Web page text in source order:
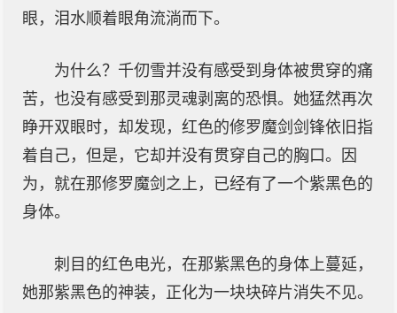
眼，泪水顺着眼角流淌而下。
为什么？千仞雪并没有感受到身体被贯穿的痛
苦，也没有感受到那灵魂剥离的恐惧。她猛然再次
睁开双眼时，却发现，红色的修罗魔剑剑锋依旧指
着自己，但是，它却并没有贯穿自己的胸口。因
为，就在那修罗魔剑之上，已经有了一个紫黑色的
身体。
刺目的红色电光，在那紫黑色的身体上蔓延，
她那紫黑色的神装，正化为一块块碎片消失不见。